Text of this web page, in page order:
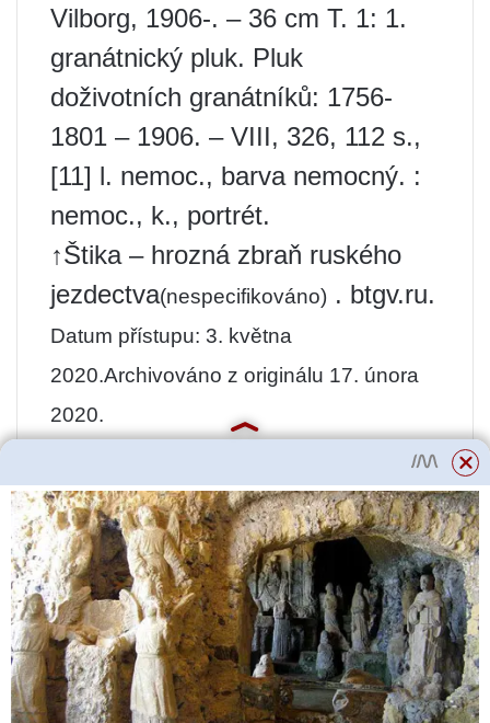
Vilborg, 1906-. – 36 cm T. 1: 1.
granátnický pluk. Pluk
doživotních granátníků: 1756-
1801 – 1906. – VIII, 326, 112 s.,
[11] l. nemoc., barva nemocný. :
nemoc., k., portrét.
↑Štika – hrozná zbraň ruského
jezdectva(nespecifikováno) . btgv.ru.
Datum přístupu: 3. května
2020.Archivováno z originálu 17. února
2020.
Napoleonovi. Z Donu do Paříže”
– “Veche”, Moskva 2013
↑Typy štik – starověké zbraně.
Odkazy [upravit | upravit
kód]
Video [upravit | upravit